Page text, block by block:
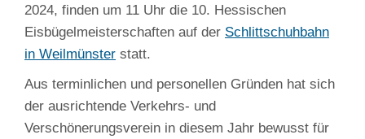
2024, finden um 11 Uhr die 10. Hessischen
Eisbügelmeisterschaften auf der Schlittschuhbahn
in Weilmünster statt.
Aus terminlichen und personellen Gründen hat sich
der ausrichtende Verkehrs- und
Verschönerungsverein in diesem Jahr bewusst für